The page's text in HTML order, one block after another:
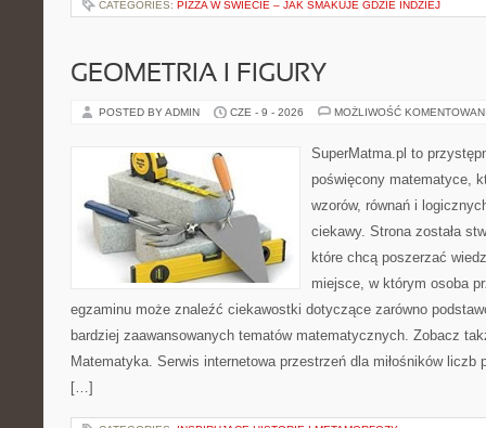
CATEGORIES: PIZZA W ŚWIECIE – JAK SMAKUJE GDZIE INDZIEJ
GEOMETRIA I FIGURY
POSTED BY ADMIN CZE - 9 - 2026 MOŻLIWOŚĆ
SuperMatma.pl to
poświęcony matematyce,
wzorów, równań i
ciekawy. Strona została
które chcą poszerzać
miejsce, w którym osoba
egzaminu może znaleźć ciekawostki dotyczące zarówno
bardziej zaawansowanych tematów matematycznych. Zobacz
Matematyka. Serwis internetowa przestrzeń dla miłośników liczb
[…]